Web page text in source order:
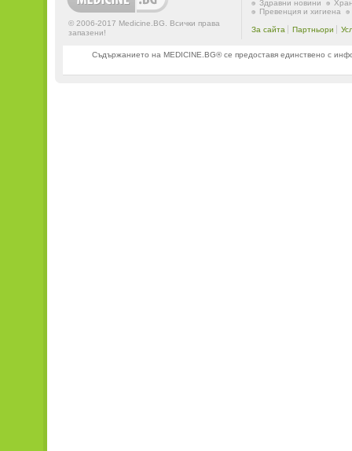
© 2006-2017 Medicine.BG. Всички права
запазени!
Здравни новини
Превенция и хигиена
За сайта Партньори
Съдържанието на MEDICINE.BG® се предоставя единствено с